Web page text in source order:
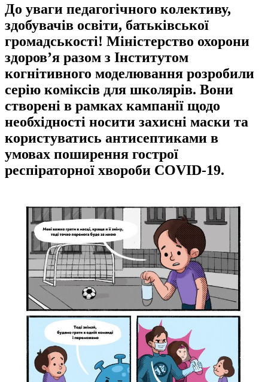
До уваги педагогічного колективу,
здобувачів освіти, батьківської
громадськості! Міністерство охорони
здоров’я разом з Інститутом
когнітивного моделювання розробили
серію коміксів для школярів. Вони
створені в рамках кампанії щодо
необхідності носити захисні маски та
користуватись антисептиками в
умовах поширення гострої
респіраторної хвороби COVID-19.